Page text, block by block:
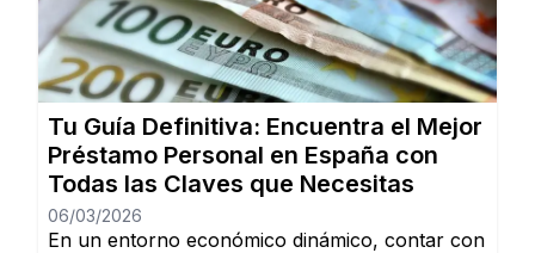
marcar la diferencia. En esta guía, descubrirás
los mejores préstamos personales del mercado
español: Dineti, BBVA Préstamo Personal,
Cofidis, […]
Tu Guía Definitiva: Encuentra el Mejor
Préstamo Personal en España con
Todas las Claves que Necesitas
06/03/2026
En un entorno económico dinámico, contar con